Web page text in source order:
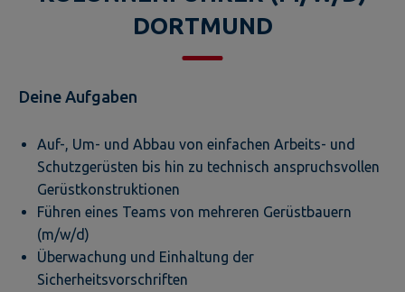
DORTMUND
Deine Aufgaben
Auf-, Um- und Abbau von einfachen Arbeits- und
Schutzgerüsten bis hin zu technisch anspruchsvollen
Gerüstkonstruktionen
Führen eines Teams von mehreren Gerüstbauern
(m/w/d)
Überwachung und Einhaltung der
Sicherheitsvorschriften